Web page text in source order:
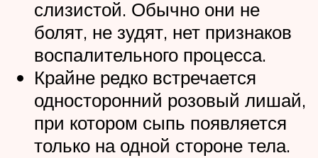
слизистой. Обычно они не
болят, не зудят, нет признаков
воспалительного процесса.
Крайне редко встречается
односторонний розовый лишай,
при котором сыпь появляется
только на одной стороне тела.